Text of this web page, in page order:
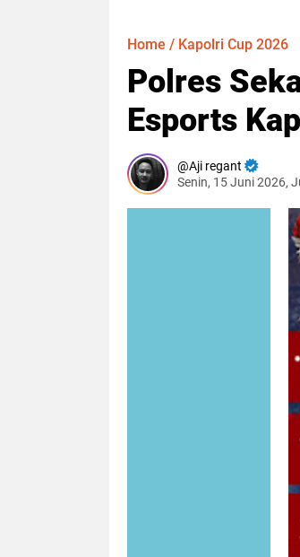
Home / Kapolri Cup 2026
Polres
Esports
Aji regant
Senin, 15 Juni 2026,